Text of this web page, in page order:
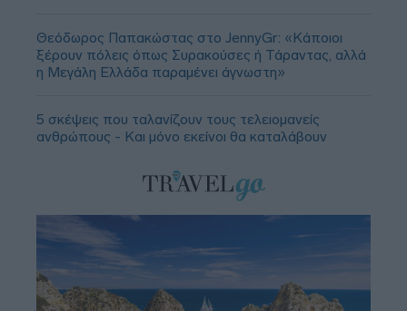
Θεόδωρος Παπακώστας στο JennyGr: «Κάποιοι
ξέρουν πόλεις όπως Συρακούσες ή Τάραντας, αλλά
η Μεγάλη Ελλάδα παραμένει άγνωστη»
5 σκέψεις που ταλανίζουν τους τελειομανείς
ανθρώπους - Και μόνο εκείνοι θα καταλάβουν